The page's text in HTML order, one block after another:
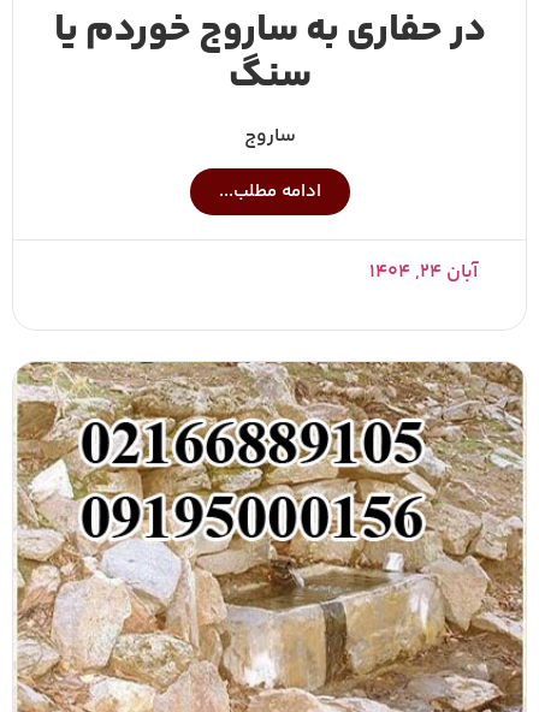
در حفاری به ساروج خوردم یا
سنگ
ساروج
ادامه مطلب...
آبان ۲۴, ۱۴۰۴